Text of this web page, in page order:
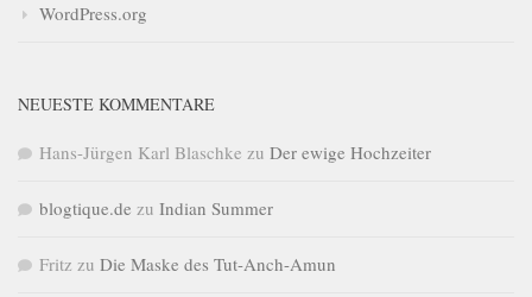
WordPress.org
NEUESTE KOMMENTARE
Hans-Jürgen Karl Blaschke zu Der ewige Hochzeiter
blogtique.de zu Indian Summer
Fritz zu Die Maske des Tut-Anch-Amun